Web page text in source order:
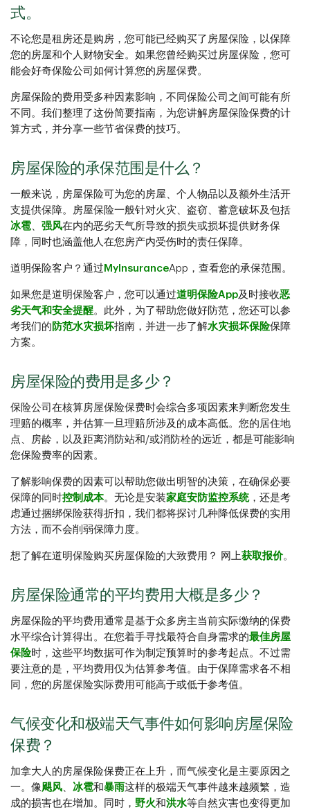
式。
不论您是租房还是购房，您可能已经购买了房屋保险，以保障
您的房屋和个人财物安全。如果您曾经购买过房屋保险，您可
能会好奇保险公司如何计算您的房屋保费。
房屋保险的费用受多种因素影响，不同保险公司之间可能有所
不同。我们整理了这份简要指南，为您讲解房屋保险保费的计
算方式，并分享一些节省保费的技巧。
房屋保险的承保范围是什么？
一般来说，房屋保险可为您的房屋、个人物品以及额外生活开
支提供保障。房屋保险一般针对火灾、盗窃、蓄意破坏及包括
冰雹
强风在内的恶劣天气所导致的损失或损坏提供财务保
障，同时也涵盖他人在您房产内受伤时的责任保障。
道明保险客户？通过 MyInsuranceApp，查看您的承保范围。
如果您是道明保险客户，您可以通过道明保险App及时接收恶
劣天气和安全提醒。此外，为了帮助您做好防范，您还可以参
考我们的 防范水灾损坏指南，并进一步了解水灾损坏保险保障
方案。
房屋保险的费用是多少？
保险公司在核算房屋保险保费时会综合多项因素来判断您发生
理赔的概率，并估算一旦理赔所涉及的成本高低。您的居住地
点、房龄，以及距离消防站和/或消防栓的远近，都是可能影响
您保险费率的因素。
了解影响保费的因素可以帮助您做出明智的决策，在确保必要
保障的同时控制成本。无论是安装家庭安防监控系统，还是考
虑通过捆绑保险获得折扣，我们都将探讨几种降低保费的实用
方法，而不会削弱保障力度。
想了解在道明保险购买房屋保险的大致费用？ 网上获取报价。
房屋保险通常的平均费用大概是多少？
房屋保险的平均费用通常是基于众多房主当前实际缴纳的保费
水平综合计算得出。在您着手寻找最符合自身需求的最佳房屋
保险时，这些平均数据可作为制定预算时的参考起点。不过需
要注意的是，平均费用仅为估算参考值。由于保障需求各不相
同，您的房屋保险实际费用可能高于或低于参考值。
气候变化和极端天气事件如何影响房屋保险
保费？
加拿大人的房屋保险保费正在上升，而气候变化是主要原因之
一。像飓风 冰雹和暴雨这样的极端天气事件越来越频繁，造
成的损害也在增加。同时， 野火和洪水等自然灾害也变得更加